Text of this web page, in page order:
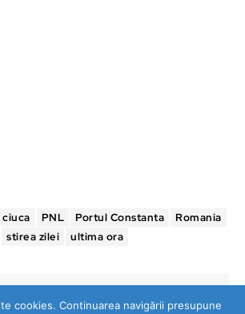
ciuca PNL Portul Constanta
Romania
stirea zilei
ultima ora
cookies. Continuarea navigării presupune